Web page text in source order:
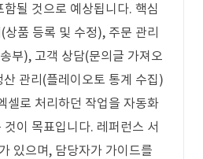
될 것으로 예상됩니다. 핵심
품 등록 및 수정), 주문 관리
부), 고객 상담(문의글 가져오
관리(플레이오토 통계 수집)
셀로 처리하던 작업을 자동화
이 목표입니다. 레퍼런스 서
있으며, 담당자가 가이드를